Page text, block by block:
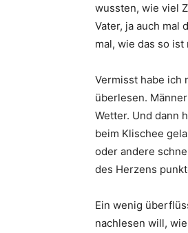
wussten, wie viel
Vater, ja auch mal
mal, wie das so
Vermisst habe ich
überlesen.
Wetter. Und dann
beim Klischee
oder andere
des Herzens
Ein wenig
nachlesen will,